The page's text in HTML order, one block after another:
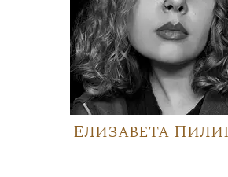
Елизавета